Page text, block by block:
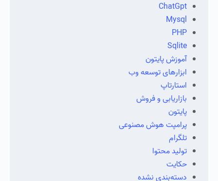
ChatGpt
Mysql
PHP
Sqlite
آموزش پایتون
ابزارهای توسعه وب
استارتاپ
بازاریابی و فروش
پایتون
پرامپت هوش مصنوعی
تلگرام
تولید محتوا
حکایت
دسته‌بندی نشده